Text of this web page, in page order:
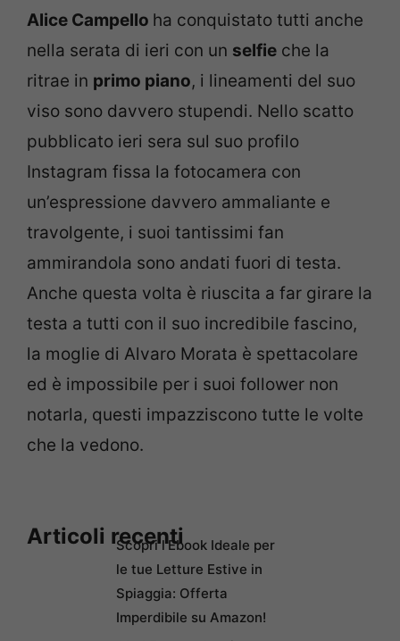
Alice Campello ha conquistato tutti anche
nella serata di ieri con un selfie che la
ritrae in primo piano, i lineamenti del suo
viso sono davvero stupendi. Nello scatto
pubblicato ieri sera sul suo profilo
Instagram fissa la fotocamera con
un’espressione davvero ammaliante e
travolgente, i suoi tantissimi fan
ammirandola sono andati fuori di testa.
Anche questa volta è riuscita a far girare la
testa a tutti con il suo incredibile fascino,
la moglie di Alvaro Morata è spettacolare
ed è impossibile per i suoi follower non
notarla, questi impazziscono tutte le volte
che la vedono.
Articoli recentiScopri l’Ebook Ideale per
le tue Letture Estive in
Spiaggia: Offerta
Imperdibile su Amazon!